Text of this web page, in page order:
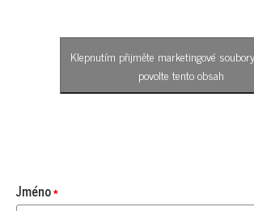
Klepnutím přijměte marketingové
povolte tento obsah
Jméno